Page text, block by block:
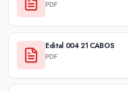
PDF
Edital 004 21 CABOS
PDF